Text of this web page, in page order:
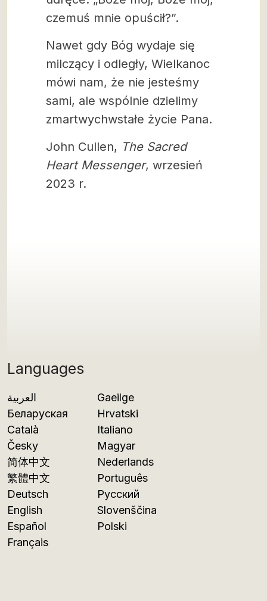
Languages
العربية
Беларуская
Català
Česky
简体中文
繁體中文
Deutsch
English
Español
Français
Gaeilge
Hrvatski
Italiano
Magyar
Nederlands
Português
Русский
Slovenščina
Polski
czemuś mnie opuścił?”.
Nawet gdy Bóg wydaje się
milczący i odległy, Wielkanoc
mówi nam, że nie jesteśmy
sami, ale wspólnie dzielimy
zmartwychwstałe życie Pana.
John Cullen, The Sacred
Heart Messenger, wrzesień
2023 r.